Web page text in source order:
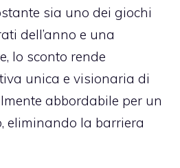
sia uno dei giochi
dell’anno e una
lo sconto rende
unica e visionaria di
abbordabile per un
eliminando la barriera